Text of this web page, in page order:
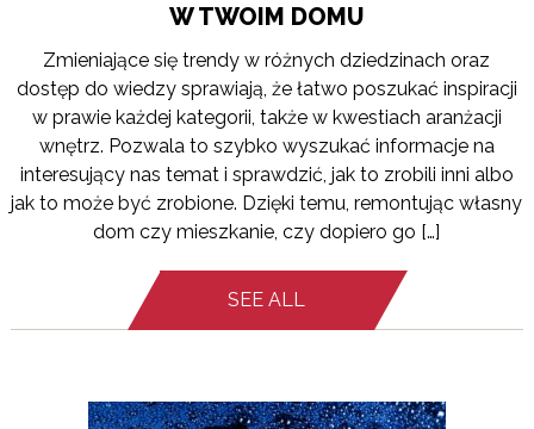
W TWOIM DOMU
Zmieniające się trendy w różnych dziedzinach oraz
dostęp do wiedzy sprawiają, że łatwo poszukać inspiracji
w prawie każdej kategorii, także w kwestiach aranżacji
wnętrz. Pozwala to szybko wyszukać informacje na
interesujący nas temat i sprawdzić, jak to zrobili inni albo
jak to może być zrobione. Dzięki temu, remontując własny
dom czy mieszkanie, czy dopiero go […]
SEE ALL